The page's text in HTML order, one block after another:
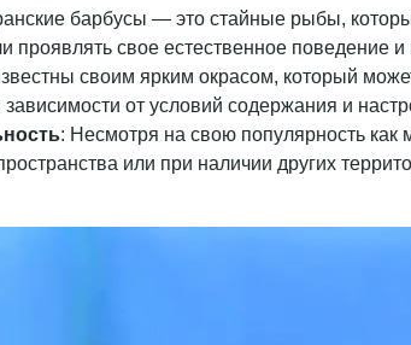
барбусы — это стайные рыбы,
свое естественное поведение и
своим ярким окрасом, который
зависимости от условий содержания и
: Несмотря на свою популярность
или при наличии других